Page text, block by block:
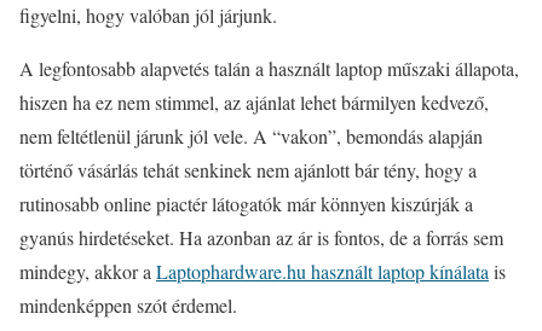
figyelni, hogy valóban jól járjunk.
A legfontosabb alapvetés talán a használt laptop műszaki állapota,
hiszen ha ez nem stimmel, az ajánlat lehet bármilyen kedvező,
nem feltétlenül járunk jól vele. A “vakon”, bemondás alapján
történő vásárlás tehát senkinek nem ajánlott bár tény, hogy a
rutinosabb online piactér látogatók már könnyen kiszúrják a
gyanús hirdetéseket. Ha azonban az ár is fontos, de a forrás sem
mindegy, akkor a Laptophardware.hu használt laptop kínálata is
mindenképpen szót érdemel.